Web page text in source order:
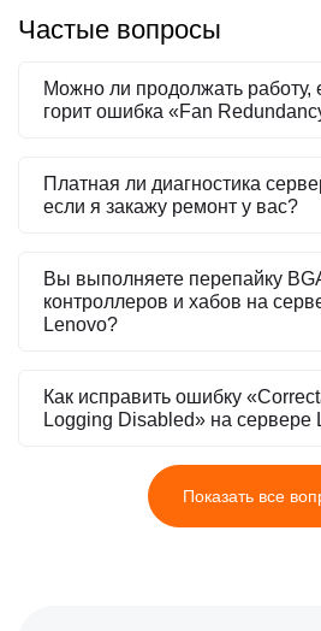
Частые вопросы
Можно ли продолжать работу,
горит ошибка «Fan
Платная ли диагностика
если я закажу ремонт у вас?
Вы выполняете перепайку
контроллеров и хабов на
Lenovo?
Как исправить ошибку
Logging Disabled» на сервере
Показать все